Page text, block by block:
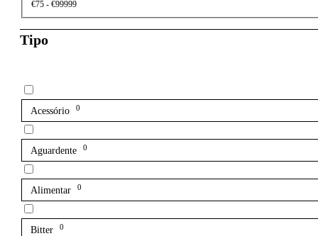
€75 - €99999
Tipo
Acessório 0
Aguardente 0
Alimentar 0
Bitter 0